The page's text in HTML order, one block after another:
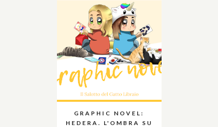
GRAPHIC NOVEL:
HEDERA. L'OMBRA SU